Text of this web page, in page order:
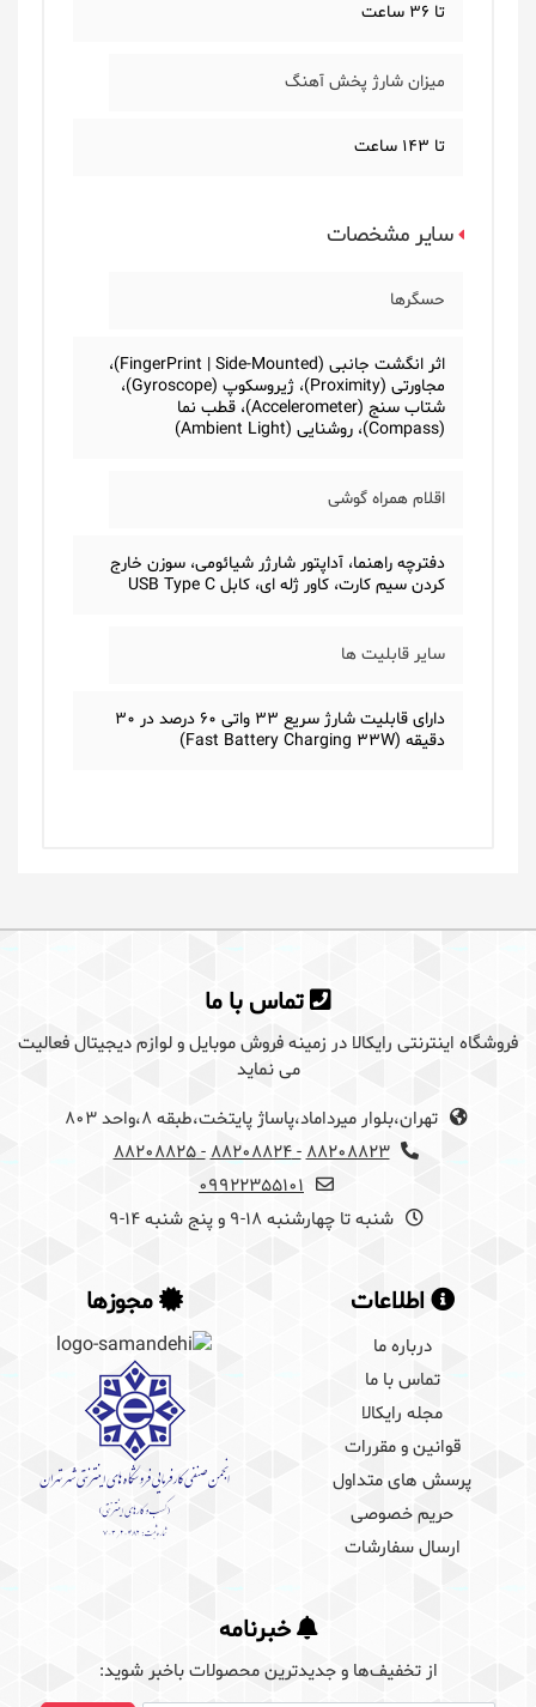
تا 36 ساعت
میزان شارژ پخش آهنگ
تا 143 ساعت
سایر مشخصات
حسگرها
اثر انگشت جانبی (FingerPrint | Side-Mounted)،
مجاورتی (Proximity)، ژیروسکوپ (Gyroscope)،
شتاب سنج (Accelerometer)، قطب نما
(Compass)، روشنایی (Ambient Light)
اقلام همراه گوشی
دفترچه راهنما، آداپتور شارژر شیائومی، سوزن خارج
کردن سیم کارت، کاور ژله ای، کابل USB Type C
سایر قابلیت ها
دارای قابلیت شارژ سریع 33 واتی 60 درصد در 30
دقیقه (Fast Battery Charging 33W)
تماس با ما
فروشگاه اینترنتی رایکالا در زمینه فروش موبایل و لوازم دیجیتال فعالیت
می نماید
تهران،بلوار میرداماد،پاساژ پایتخت،طبقه 8،واحد 803
88208823
- 88208824
- 88208825
09922355101
شنبه تا چهارشنبه 18-9 و پنج شنبه 14-9
اطلاعات
درباره ما
تماس با ما
مجله رایکالا
قوانین و مقررات
پرسش های متداول
حریم خصوصی
ارسال سفارشات
مجوزها
خبرنامه
از تخفیف‌ها و جدیدترین‌ محصولات باخبر شوید: